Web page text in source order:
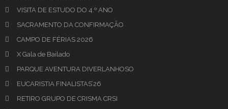
VISITA DE ESTUDO DO 4.º ANO
SACRAMENTO DA CONFIRMAÇÃO
CAMPO DE FÉRIAS 2026
X Gala de Bailado
PARQUE AVENTURA DIVERLANHOSO
EUCARISTIA FINALISTAS’26
RETIRO GRUPO DE CRISMA CRSI